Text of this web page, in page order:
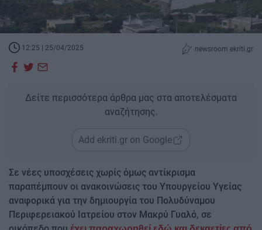
12:25 | 25/04/2025 newsroom ekriti.gr
Δείτε περισσότερα άρθρα μας στα αποτελέσματα
αναζήτησης.
Add ekriti.gr on Google
Σε νέες υποσχέσεις χωρίς όμως αντίκρισμα
παραπέμπουν οι ανακοινώσεις του Υπουργείου Υγείας
αναφορικά για την δημιουργία του Πολυδύναμου
Περιφερειακού Ιατρείου στον Μακρύ Γυαλό, σε